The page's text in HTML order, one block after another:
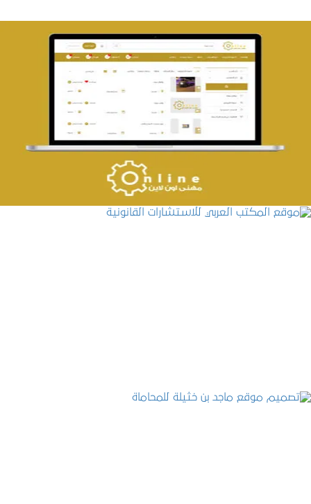
تصميم حراج مهنى
التفاصيل